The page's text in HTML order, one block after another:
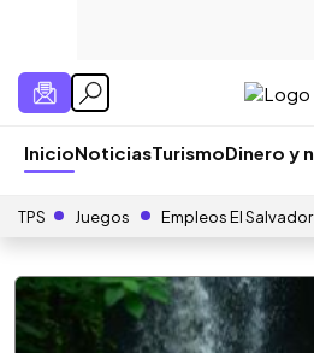
InicioNoticiasTurismoDinero y
TPS Juegos Empleos El Salvador